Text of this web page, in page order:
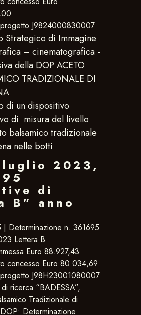
J9824000830007
Strategico di Immagine
– cinematografica -
della DOP ACETO
TRADIZIONALE DI
di un dispositivo
di misura del livello
balsamico tradizionale
nelle botti
luglio 2023,
di
B” anno
| Determinazione n. 361695
Lettera B
Euro 88.927,43
concesso Euro 80.034,69
J98H23001080007
ricerca “BADESSA”,
Tradizionale di
Determinazione